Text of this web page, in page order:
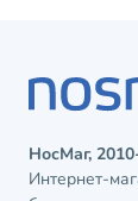
НосМаг,
Интернет-